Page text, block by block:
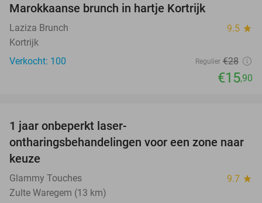
Marokkaanse brunch in hartje Kortrijk
Laziza Brunch 9.5 star
Kortrijk
Verkocht: 100
Regulier €28
€15,90
1 jaar onbeperkt laser-
ontharingsbehandelingen voor een zone naar
keuze
Glammy Touches 9.7 star
Zulte Waregem (13 km)